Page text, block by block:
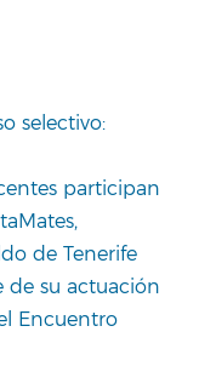
selectivo:
participan
de Tenerife
de su actuación
Encuentro